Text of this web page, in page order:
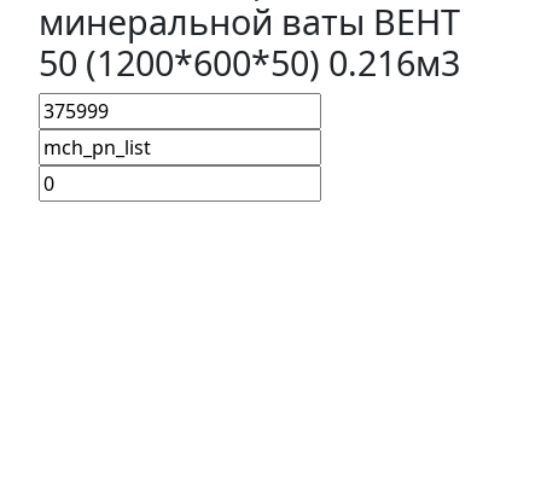
минеральной ваты ВЕНТ
50 (1200*600*50) 0.216м3